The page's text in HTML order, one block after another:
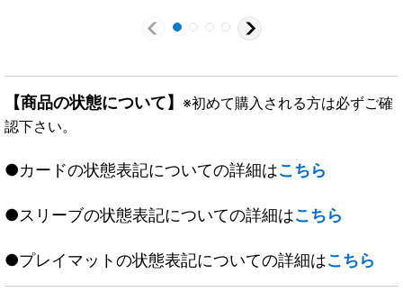
【商品の状態について】 ※初めて購入される方は必ずご確
認下さい。
●カードの状態表記についての詳細はこちら
●スリーブの状態表記についての詳細はこちら
●プレイマットの状態表記についての詳細はこちら